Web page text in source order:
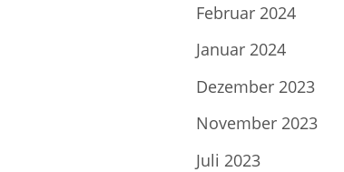
Februar 2024
Januar 2024
Dezember 2023
November 2023
Juli 2023